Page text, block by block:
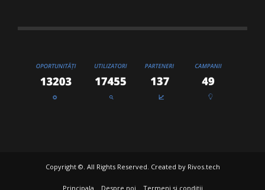
Copyright ©. All Rights Reserved. Created by Rivos.tech
Principala Despre noi Termeni și condiții